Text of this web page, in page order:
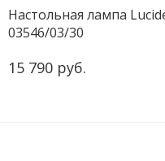
Настольная лампа
03546/03/30
15 790 руб.